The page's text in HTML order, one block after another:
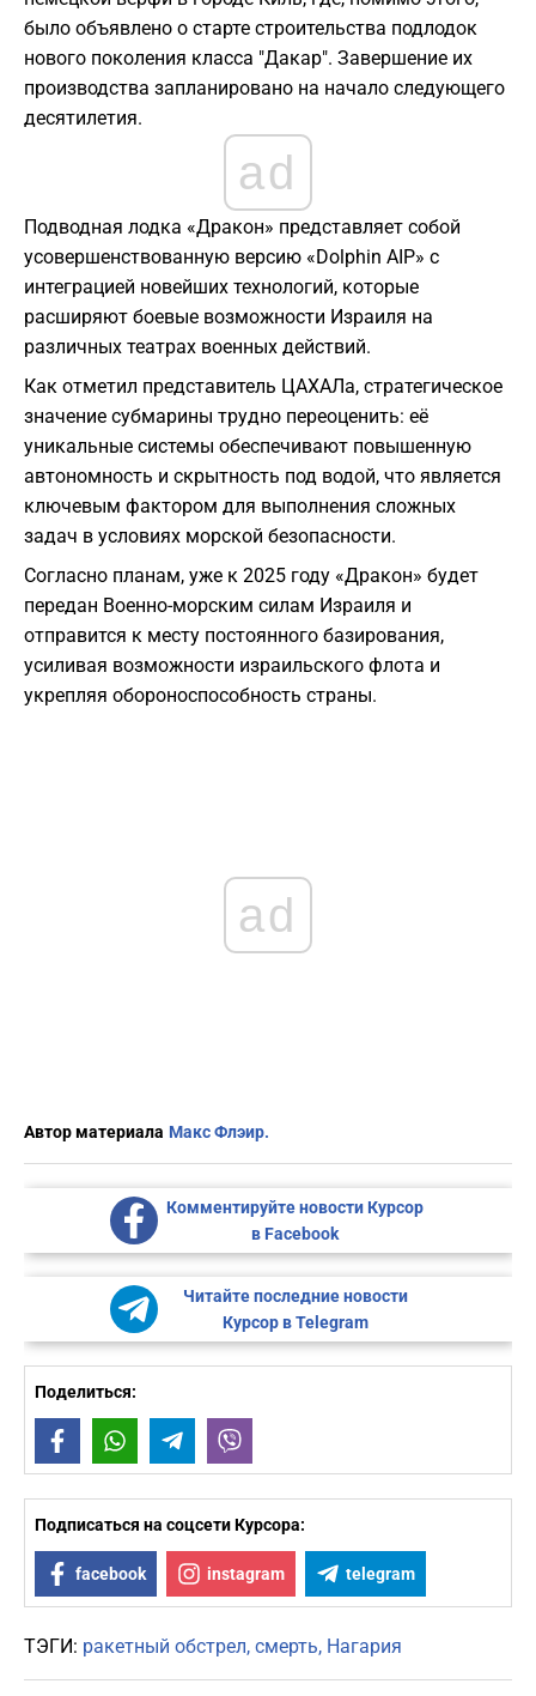
было объявлено о старте строительства подлодок
нового поколения класса "Дакар". Завершение их
производства запланировано на начало следующего
десятилетия.
ad
Подводная лодка «Дракон» представляет собой
усовершенствованную версию «Dolphin AIP» с
интеграцией новейших технологий, которые
расширяют боевые возможности Израиля на
различных театрах военных действий.
Как отметил представитель ЦАХАЛа, стратегическое
значение субмарины трудно переоценить: её
уникальные системы обеспечивают повышенную
автономность и скрытность под водой, что является
ключевым фактором для выполнения сложных
задач в условиях морской безопасности.
Согласно планам, уже к 2025 году «Дракон» будет
передан Военно-морским силам Израиля и
отправится к месту постоянного базирования,
усиливая возможности израильского флота и
укрепляя обороноспособность страны.
ad
Автор материала Макс Флэир.
Комментируйте новости Курсор
в Facebook
Читайте последние новости
Курсор в Telegram
Поделиться:
FacebookWhatsAppTelegram
Подписаться на соцсети Курсора:
facebook instagram telegram
ТЭГИ: ракетный обстрел смерть Нагария